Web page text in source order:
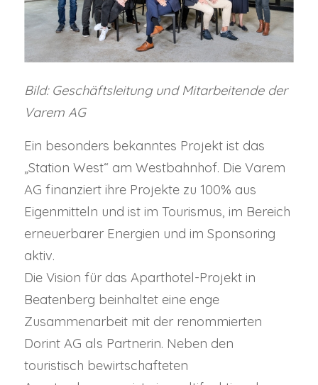
Bild: Geschäftsleitung und Mitarbeitende der
Varem AG
Ein besonders bekanntes Projekt ist das
„Station West“ am Westbahnhof. Die Varem
AG finanziert ihre Projekte zu 100% aus
Eigenmitteln und ist im Tourismus, im Bereich
erneuerbarer Energien und im Sponsoring
aktiv.
Die Vision für das Aparthotel-Projekt in
Beatenberg beinhaltet eine enge
Zusammenarbeit mit der renommierten
Dorint AG als Partnerin. Neben den
touristisch bewirtschafteten